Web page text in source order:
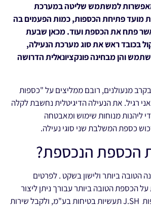
למשתמש שליטה במערכת
מועד פתיחת הכספות, כמות הפעמים בה
פתח את הכספת ועוד.מכאן שבעת
בכובד ראש את סוג מערכתהנעילה,
והן מבחינה פונקציונאלית הדרושה
מנעולנים, רובם ממליצים על "כספות
רגיל. את הנעילה הדיגיטלית נחשבת לקלה
ליהנות מנוחות שימוש ומאבטחה
כספת המשלבת שני סוגי נעילה.
הכספת הנכספת?
הטובה ביותר ולישון בשקט . לפרטים
הכספת הטובה ביותר עבורך ניתן ליצור
קשר עם יצרנית הכספות J.SH תעשיות בטיחות בע"מ, ולקבל שירות